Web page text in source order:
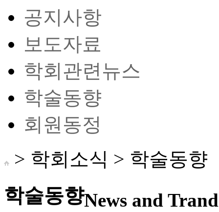
공지사항
보도자료
학회관련뉴스
학술동향
회원동정
> 학회소식 > 학술동향
학술동향News and